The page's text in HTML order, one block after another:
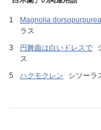
Magnolia dorsopurpurea
ラス
円舞曲は白いドレスで
ス
ハクモクレン シソーラ